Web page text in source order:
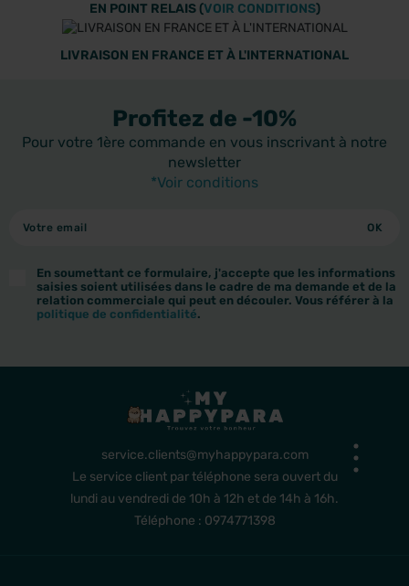
EN POINT RELAIS (VOIR CONDITIONS)
LIVRAISON EN FRANCE ET À L'INTERNATIONAL
Profitez de -10%
Pour votre 1ère commande en vous inscrivant à notre
newsletter
*Voir conditions
En soumettant ce formulaire, j'accepte que les informations
saisies soient utilisées dans le cadre de ma demande et de la
relation commerciale qui peut en découler. Vous référer à la
politique de confidentialité.
service.clients@myhappypara.com
Le service client par téléphone sera ouvert du
lundi au vendredi de 10h à 12h et de 14h à 16h.
Téléphone : 0974771398